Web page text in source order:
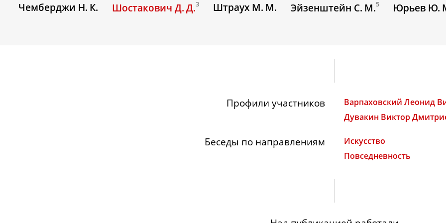
Чемберджи Н. К. Шостакович Д. Д.3 Штраух М. М. Эйзенштейн С. М.5 Юрьев Ю.
Профили участников
Варпаховский Леонид
Дувакин Виктор
Беседы по направлениям
Искусство
Повседневность